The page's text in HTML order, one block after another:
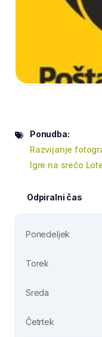
Ponudba:
Razvijanje
Igre na srečo
Odpiralni čas
Ponedeljek
Torek
Sreda
Četrtek